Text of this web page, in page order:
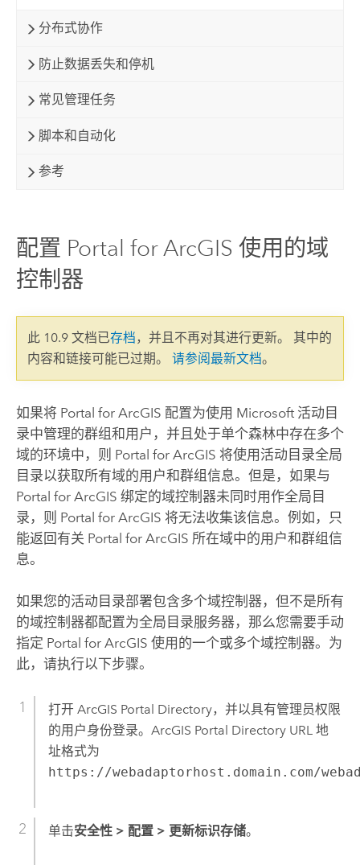
分布式协作
防止数据丢失和停机
常见管理任务
脚本和自动化
参考
配置 Portal for ArcGIS 使用的域
控制器
此 10.9 文档已存档，并且不再对其进行更新。 其中的
内容和链接可能已过期。 请参阅最新文档。
如果将 Portal for ArcGIS 配置为使用 Microsoft 活动目
录中管理的群组和用户，并且处于单个森林中存在多个
域的环境中，则 Portal for ArcGIS 将使用活动目录全局
目录以获取所有域的用户和群组信息。但是，如果与
Portal for ArcGIS 绑定的域控制器未同时用作全局目
录，则 Portal for ArcGIS 将无法收集该信息。例如，只
能返回有关 Portal for ArcGIS 所在域中的用户和群组信
息。
如果您的活动目录部署包含多个域控制器，但不是所有
的域控制器都配置为全局目录服务器，那么您需要手动
指定 Portal for ArcGIS 使用的一个或多个域控制器。为
此，请执行以下步骤。
打开 ArcGIS Portal Directory，并以具有管理员权限
的用户身份登录。ArcGIS Portal Directory URL 地
址格式为
https://webadaptorhost.domain.com/
单击安全性 > 配置 > 更新标识存储。